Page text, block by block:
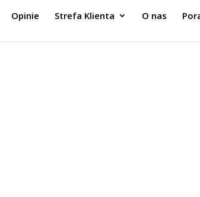
Opinie Strefa Klienta O nas